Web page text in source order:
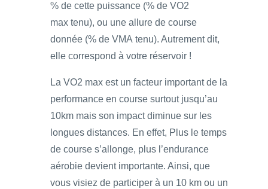
% de cette puissance (% de VO2
max tenu), ou une allure de course
donnée (% de VMA tenu). Autrement dit,
elle correspond à votre réservoir !
La VO2 max est un facteur important de la
performance en course surtout jusqu’au
10km mais son impact diminue sur les
longues distances. En effet, Plus le temps
de course s’allonge, plus l’endurance
aérobie devient importante. Ainsi, que
vous visiez de participer à un 10 km ou un